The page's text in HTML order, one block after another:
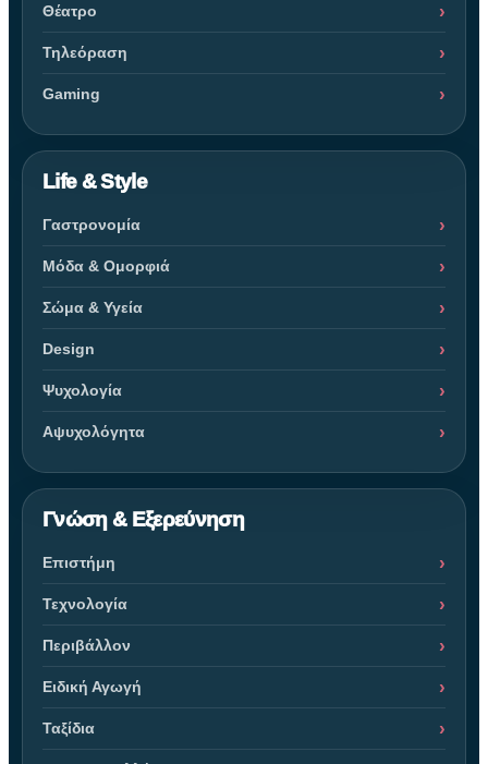
Θέατρο
Τηλεόραση
Gaming
Life & Style
Γαστρονομία
Μόδα & Ομορφιά
Σώμα & Υγεία
Design
Ψυχολογία
Αψυχολόγητα
Γνώση & Εξερεύνηση
Επιστήμη
Τεχνολογία
Περιβάλλον
Ειδική Αγωγή
Ταξίδια